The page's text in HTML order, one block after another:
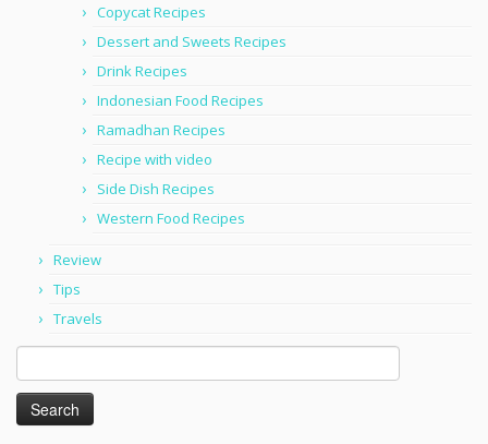
Copycat Recipes
Dessert and Sweets Recipes
Drink Recipes
Indonesian Food Recipes
Ramadhan Recipes
Recipe with video
Side Dish Recipes
Western Food Recipes
Review
Tips
Travels
Search
for: